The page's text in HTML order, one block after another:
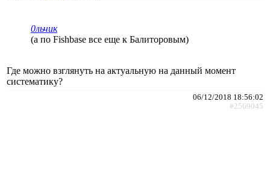
0льчик
(а по Fishbase все еще к Балиторовым)
Где можно взглянуть на актуальную на данный момент
систематику?
06/12/2018 18:56:02
#2569045